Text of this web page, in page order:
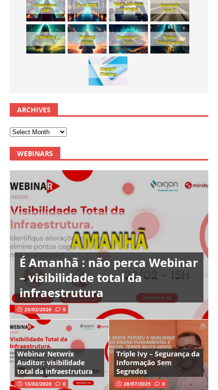
ARCHIVES
WEBINARS
É Amanhã : não perca Webinar
– visibilidade total da
infraestrutura
25/02/2026 0
Webinar Netwrix
Auditor: visibilidade
total da infraestrutura
13/02/2026 0
Triple Ivy – Segurança da
Informação Sem
Segredos
28/07/2025 0